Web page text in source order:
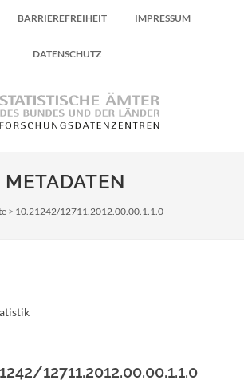
BARRIEREFREIHEIT IMPRESSUM
DATENSCHUTZ
METADATEN
10.21242/12711.2012.00.00.1.1.0
12711.2012.00.00.1.1.0